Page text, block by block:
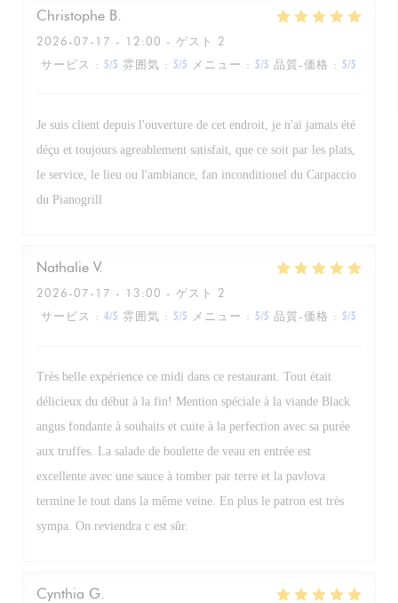
Christophe B
2026-07-17 - 12:00 - ゲスト 2
サービス : 5/5 雰囲気 : 5/5 メニュー : 5/5 品質-価格 : 5/5
Je suis client depuis l'ouverture de cet endroit, je n'ai jamais été
déçu et toujours agreablement satisfait, que ce soit par les plats,
le service, le lieu ou l'ambiance, fan inconditionel du Carpaccio
du Pianogrill
Nathalie V
2026-07-17 - 13:00 - ゲスト 2
サービス : 4/5 雰囲気 : 5/5 メニュー : 5/5 品質-価格 : 5/5
Très belle expérience ce midi dans ce restaurant. Tout était
délicieux du début à la fin! Mention spéciale à la viande Black
angus fondante à souhaits et cuite à la perfection avec sa purée
aux truffes. La salade de boulette de veau en entrée est
excellente avec une sauce à tomber par terre et la pavlova
termine le tout dans la même veine. En plus le patron est très
sympa. On reviendra c est sûr.
Cynthia G